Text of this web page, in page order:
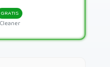
GRATIS